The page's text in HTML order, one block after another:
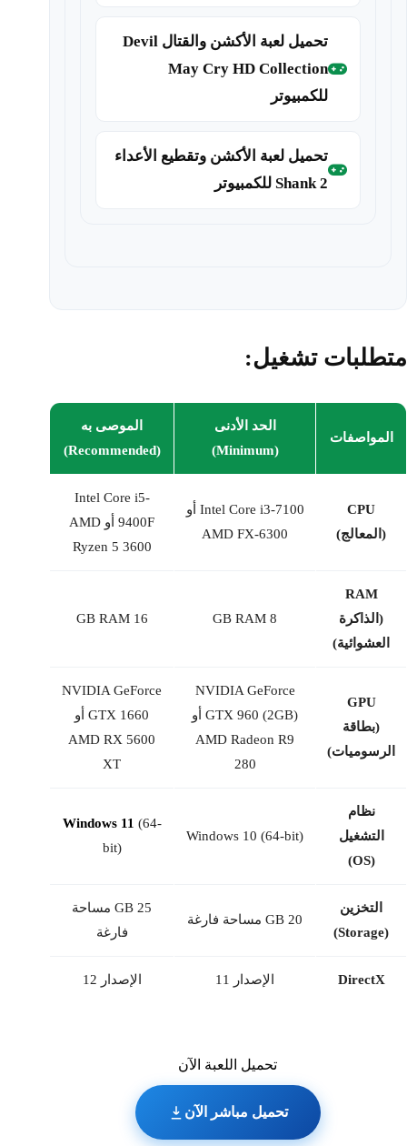
تحميل لعبة الأكشن والقتال Devil
May Cry HD Collection
للكمبيوتر
تحميل لعبة الأكشن وتقطيع الأعداء
Shank 2 للكمبيوتر
متطلبات تشغيل:
المواصفات
الحد الأدنى
(Minimum)
الموصى به
(Recommended)
CPU
(المعالج)
Intel Core i3-7100 أو
AMD FX-6300
Intel Core i5-
9400F أو AMD
Ryzen 5 3600
RAM
(الذاكرة
العشوائية)
8 GB RAM
16 GB RAM
GPU
(بطاقة
الرسوميات)
NVIDIA GeForce
GTX 960 (2GB) أو
AMD Radeon R9
280
NVIDIA GeForce
GTX 1660 أو
AMD RX 5600
XT
نظام
التشغيل
(OS)
Windows 10 (64-bit)
Windows 11 (64-
bit)
التخزين
(Storage)
20 GB مساحة فارغة
25 GB مساحة
فارغة
DirectX الإصدار 11 الإصدار 12
تحميل اللعبة الآن
تحميل مباشر الآن